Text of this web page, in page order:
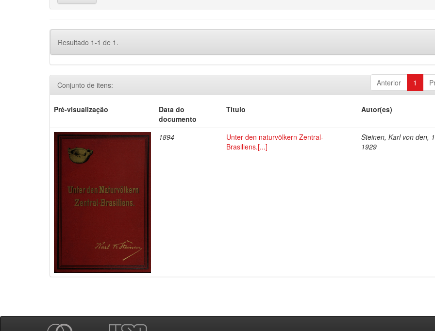
Resultado 1-1 de 1.
Anterior 1
Conjunto de itens:
Pré-visualização
Data do
documento
Título Autor(es)
1894
Unter den naturvölkern Zentral-
Brasiliens.[...]
Steinen, Karl von den,
1929